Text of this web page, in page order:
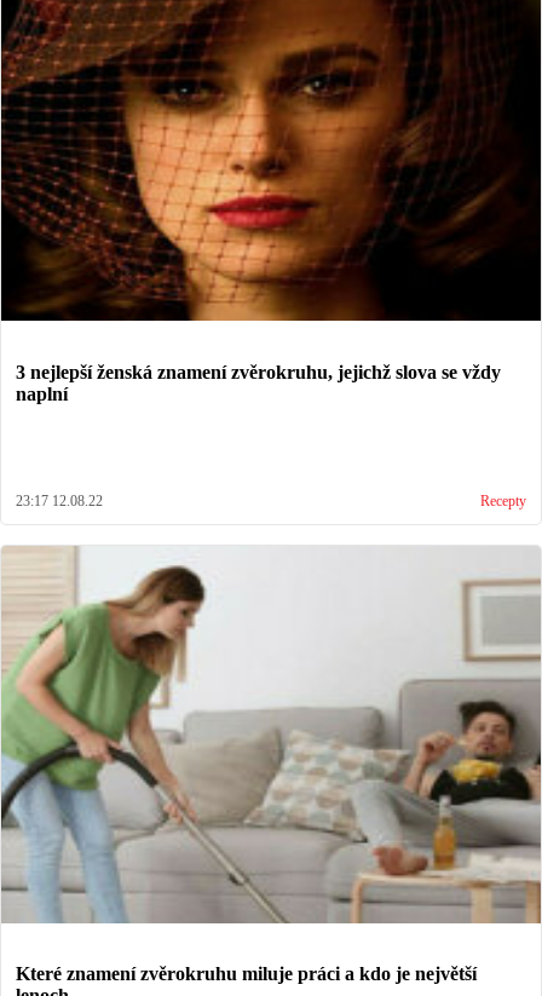
3 nejlepší ženská znamení zvěrokruhu, jejichž slova se vždy
naplní
23:17 12.08.22 Recepty
Které znamení zvěrokruhu miluje práci a kdo je největší